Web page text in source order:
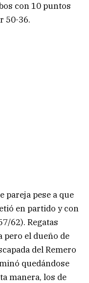
con 10 puntos
50-36.
pareja pese a que
en partido y con
62). Regatas
pero el dueño de
del Remero
quedándose
manera, los de